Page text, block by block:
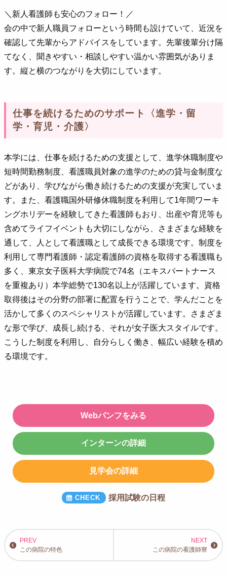
＼新人看護師も安心のフォロー！／
会の中で新人職員フォローという時間も設けていて、近況を
確認して先輩からアドバイスをしています。先輩後輩分け隔
てなく、聞きやすい・相談しやすい温かい雰囲気がありま
す。縦と横のつながりを大切にしています。
仕事を続けるためのサポート〈進学・留
学・育児・介護〉
本学には、仕事を続けるための支援として、進学休職制度や
短時間勤務制度、看護職員対象の進学のための貸与金制度な
どがあり、学びながら働き続けるための支援が充実していま
す。また、看護職国外研修休職制度を利用して1年間ワーキ
ングホリデーを経験してきた看護師もおり、出産や育児等も
含めてライフイベントも大切にしながら、さまざまな経験を
通して、人として看護職として成長できる環境です。制度を
利用して専門看護師・認定看護師の資格を取得する看護職も
多く、東京女子医科大学病院で74名（エキスパートナース
を重複あり）本学総勢で130名以上が活躍しています。資格
取得後はその分野の部署に配置を行うことで、学んだことを
活かして多くのスペシャリストが活躍しています。さまざま
な形で学び、成長し続ける、それが女子医大スタイルです。
こうした制度を利用し、自分らしく働き、幅広い経験を積め
る環境です。
Webパンフをみる
インターンの詳細
見学会の詳細
採用試験の日程
この病院の特色 この病院の看護師寮